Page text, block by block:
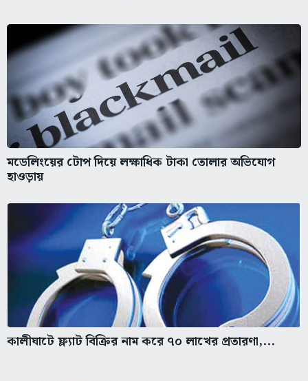
মডেলিংয়ের টোপ দিয়ে লক্ষাধিক টাকা তোলার অভিযোগ
হাওড়ায়
কালীঘাটে ফ্ল্যাট বিক্রির নাম করে ৭০ লাখের প্রতারণা,...